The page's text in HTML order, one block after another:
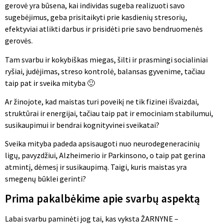
gerovė yra būsena, kai individas sugeba realizuoti savo
sugebėjimus, geba prisitaikyti prie kasdienių stresorių,
efektyviai atlikti darbus ir prisidėti prie savo bendruomenės
gerovės.
Tam svarbu ir kokybiškas miegas, šilti ir prasmingi socialiniai
ryšiai, judėjimas, streso kontrolė, balansas gyvenime, tačiau
taip pat ir sveika mityba 🙂
Ar žinojote, kad maistas turi poveikį ne tik fizinei išvaizdai,
struktūrai ir energijai, tačiau taip pat ir emociniam stabilumui,
susikaupimui ir bendrai kognityvinei sveikatai?
Sveika mityba padeda apsisaugoti nuo neurodegeneracinių
ligų, pavyzdžiui, Alzheimerio ir Parkinsono, o taip pat gerina
atmintį, dėmesį ir susikaupimą. Taigi, kuris maistas yra
smegenų būklei gerinti?
Prima pakalbėkime apie svarbų aspektą
Labai svarbu paminėti jog tai, kas vyksta ŽARNYNE –